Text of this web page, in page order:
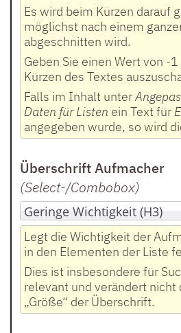
Es wird beim Kürzen darauf
möglichst nach einem
abgeschnitten wird.
Geben Sie einen Wert von -
Kürzen des Textes
Falls im Inhalt unter
Daten für Listen ein Text für
angegeben wurde, so wird
Überschrift Aufmacher
(Select-/Combobox)
Legt die Wichtigkeit der
in den Elementen der Liste
Dies ist insbesondere für
relevant und verändert nicht
„Größe“ der Überschrift.